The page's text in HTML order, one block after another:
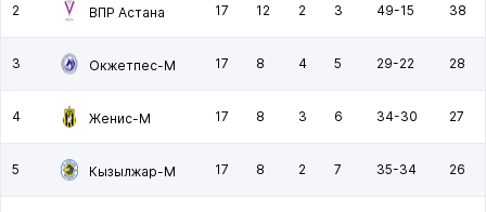
2 ВПР Астана 17 12 2 3 49-15 38
3 Окжетпес-М 17 8 4 5 29-22 28
4 Женис-М 17 8 3 6 34-30 27
5 Кызылжар-М 17 8 2 7 35-34 26